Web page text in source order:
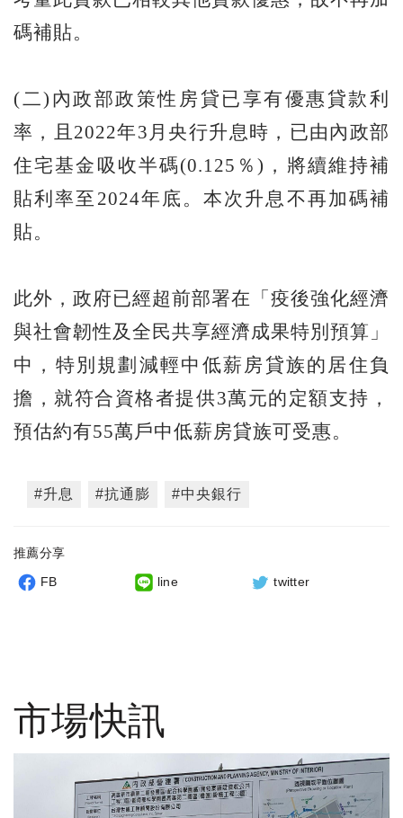
碼補貼。
(二)內政部政策性房貸已享有優惠貸款利
率，且2022年3月央行升息時，已由內政部
住宅基金吸收半碼(0.125％)，將續維持補
貼利率至2024年底。本次升息不再加碼補
貼。
此外，政府已經超前部署在「疫後強化經濟
與社會韌性及全民共享經濟成果特別預算」
中，特別規劃減輕中低薪房貸族的居住負
擔，就符合資格者提供3萬元的定額支持，
預估約有55萬戶中低薪房貸族可受惠。
#升息 #抗通膨 #中央銀行
推薦分享
FB line twitter
市場快訊